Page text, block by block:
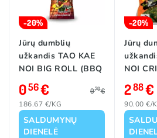
TAO KAE NOI
-20%
SALDUMYNŲ
DIENELĖ
Jūrų dumblių
užkandis TAO KAE
NOI BIG ROLL (BBQ
SAUCE), 3g
056€ 070€
186.67 €/KG
-20%
Jūrų
NOI
YUM
288€
90.00 €/